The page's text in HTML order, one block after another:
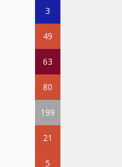
3
49
63
80
199
21
5